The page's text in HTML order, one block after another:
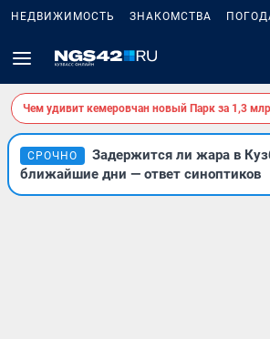
НЕДВИЖИМОСТЬ ЗНАКОМСТВА
Чем удивит кемеровчан новый Парк за 1,3
СРОЧНО
Задержится ли жара в
ближайшие дни — ответ синоптиков